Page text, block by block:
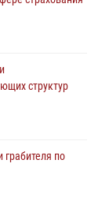
структур
грабителя по